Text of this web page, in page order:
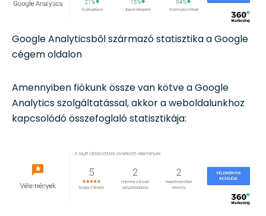
Google Analyticsből származó statisztika a Google
cégem oldalon
Amennyiben fiókunk össze van kötve a Google
Analytics szolgáltatással, akkor a weboldalunkhoz
kapcsolódó összefoglaló statisztikája: